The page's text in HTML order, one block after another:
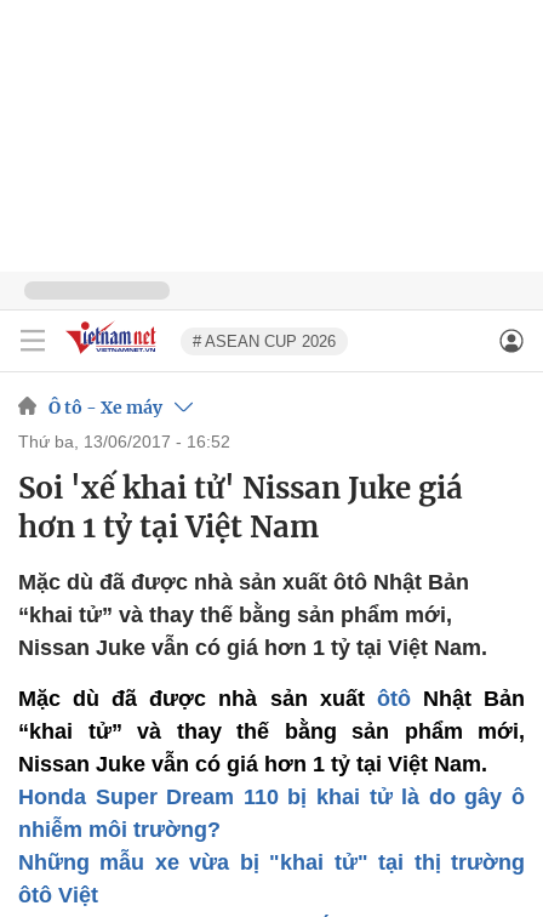
# ASEAN CUP 2026
Ô tô - Xe máy
thứ ba, 13/06/2017 - 16:52
Soi 'xế khai tử' Nissan Juke giá
hơn 1 tỷ tại Việt Nam
Mặc dù đã được nhà sản xuất ôtô Nhật Bản
“khai tử” và thay thế bằng sản phẩm mới,
Nissan Juke vẫn có giá hơn 1 tỷ tại Việt Nam.
Mặc dù đã được nhà sản xuất ôtôNhật Bản
“khai tử” và thay thế bằng sản phẩm mới,
Nissan Juke vẫn có giá hơn 1 tỷ tại Việt Nam.
Honda Super Dream 110 bị khai tử là do gây ô
nhiễm môi trường?
Những mẫu xe vừa bị "khai tử" tại thị trường
ôtô Việt